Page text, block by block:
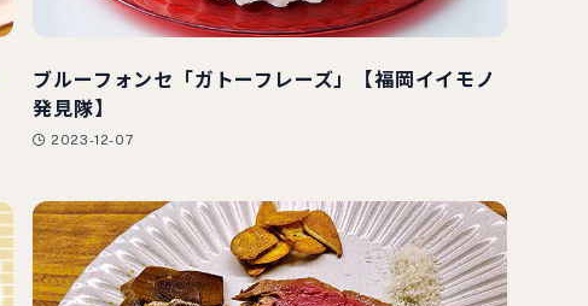
ブルーフォンセ「ガトーフレーズ」【福岡イイモノ
発見隊】
2023-12-07